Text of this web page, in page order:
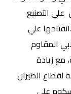
علي التصنيع
علي
المقاوم
مع زيادة
لقطاع الطيران
على